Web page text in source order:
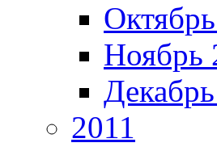
Ноябрь
2011